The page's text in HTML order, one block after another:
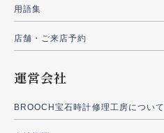
用語集
店舗・ご来店予約
運営会社
BROOCH宝石時計修理工房について